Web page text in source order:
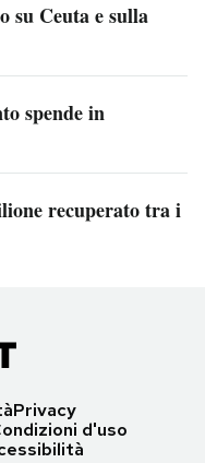
su Ceuta e sulla
spende in
recuperato tra i
Privacy
d'uso